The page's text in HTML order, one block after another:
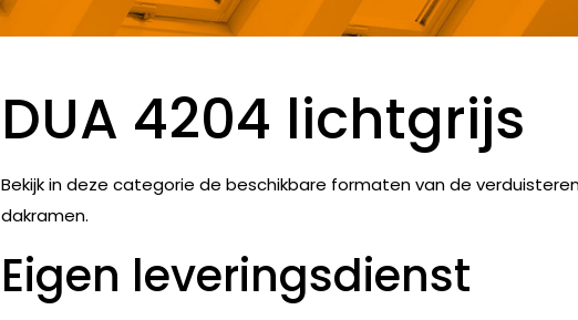
DUA 4204 lichtgrijs
Bekijk in deze categorie de beschikbare formaten van de
dakramen.
Eigen leveringsdienst